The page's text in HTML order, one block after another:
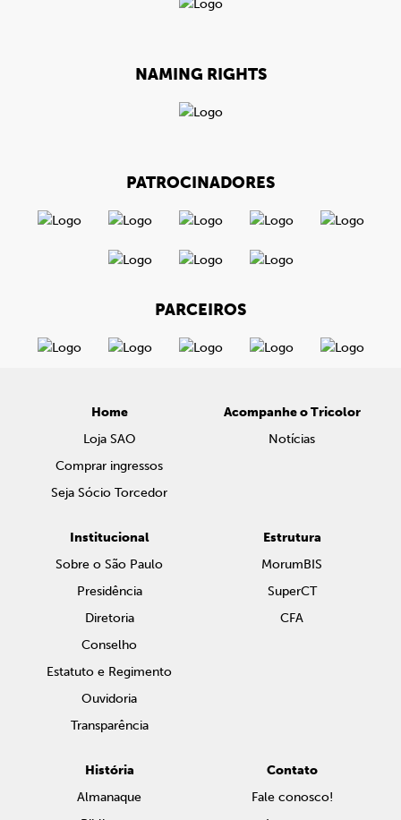
NAMING RIGHTS
PATROCINADORES
PARCEIROS
Home
Loja SAO
Comprar ingressos
Seja Sócio Torcedor
Acompanhe o Tricolor
Notícias
Institucional
Sobre o São Paulo
Presidência
Diretoria
Conselho
Estatuto e Regimento
Ouvidoria
Transparência
Estrutura
MorumBIS
SuperCT
CFA
História
Almanaque
Contato
Fale conosco!